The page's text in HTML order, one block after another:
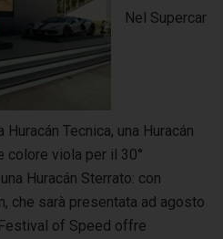
Nel Supercar
Tecnica, una Huracán
colore viola per il 30°
Huracán Sterrato: con
che sarà presentata ad agosto
of Speed offre